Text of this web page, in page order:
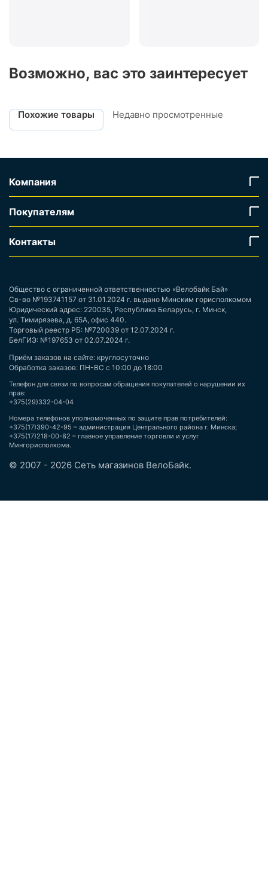
Возможно, вас это заинтересует
Похожие товары Недавно просмотренные
Компания
Покупателям
Контакты
Общество с ограниченной ответственностью «Велобайк Бай»
Св-во №193741157 от 31.01.2024 г. выдано Минским горисполкомом
Юридический адрес: 220035, Республика Беларусь, г. Минск,
ул. Тимирязева, д. 65А, офис 440.
Торговый реестр РБ: №720039 от 12.07.2024 г.
БелГИЭ: №197653 от 02.07.2024 г.
Приём заказов на сайте: круглосуточно
Обработка заказов: ПН-ВС с 10:00 до 18:00
Телефон для связи по вопросам обращения покупателей о нарушении их
прав:
+375(29)332-04-04
Номера телефонов уполномоченных по защите прав потребителей:
+375(17)390-42-95 – администрация Центрального района г. Минска;
+375(17)218-00-82 – главное управление торговли и услуг
Мингорисполкома.
© 2007 - 2026 Сеть магазинов ВелоБайк.